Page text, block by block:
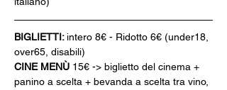
BIGLIETTI: intero 8€ - Ridotto 6€ (under18,
over65, disabili)
CINE MENÙ 15€ -> biglietto del cinema +
panino a scelta + bevanda a scelta tra vino,